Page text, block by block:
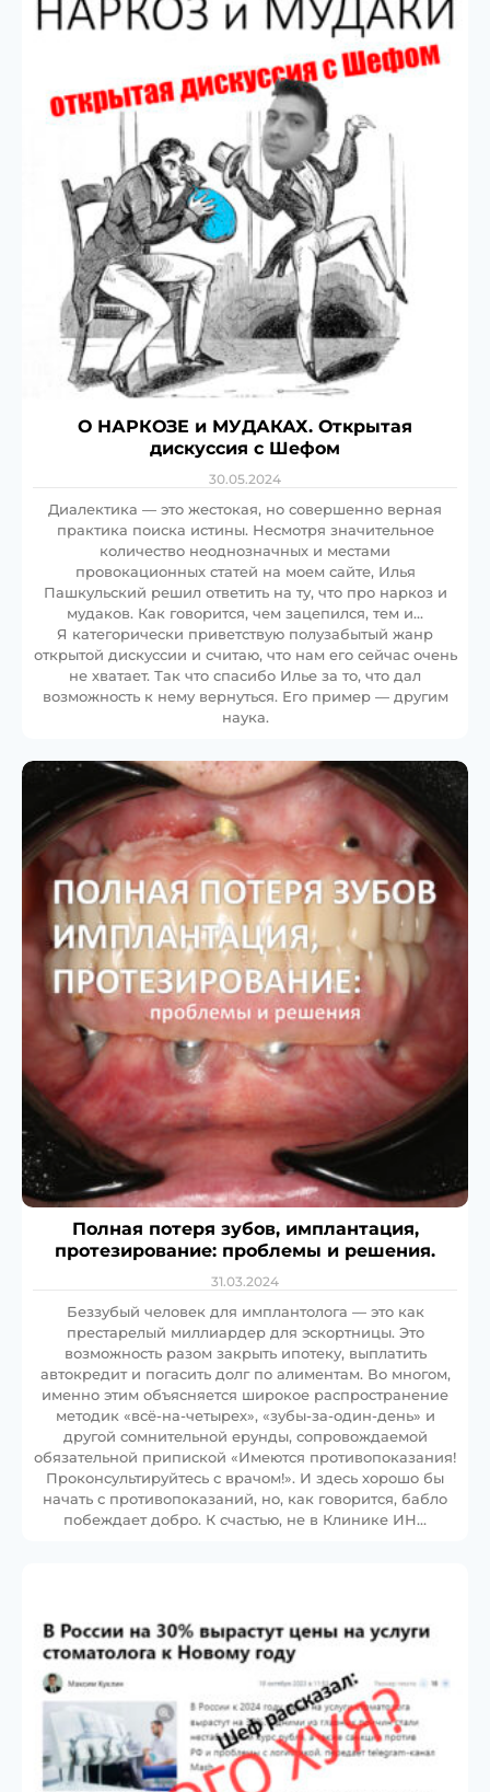
О НАРКОЗЕ и МУДАКАХ. Открытая
дискуссия с Шефом
30.05.2024
Диалектика — это жестокая, но совершенно верная
практика поиска истины. Несмотря значительное
количество неоднозначных и местами
провокационных статей на моем сайте, Илья
Пашкульский решил ответить на ту, что про наркоз и
мудаков. Как говорится, чем зацепился, тем и…
Я категорически приветствую полузабытый жанр
открытой дискуссии и считаю, что нам его сейчас очень
не хватает. Так что спасибо Илье за то, что дал
возможность к нему вернуться. Его пример — другим
наука.
Полная потеря зубов, имплантация,
протезирование: проблемы и решения.
31.03.2024
Беззубый человек для имплантолога — это как
престарелый миллиардер для эскортницы. Это
возможность разом закрыть ипотеку, выплатить
автокредит и погасить долг по алиментам. Во многом,
именно этим объясняется широкое распространение
методик «всё-на-четырех», «зубы-за-один-день» и
другой сомнительной ерунды, сопровождаемой
обязательной припиской «Имеются противопоказания!
Проконсультируйтесь с врачом!». И здесь хорошо бы
начать с противопоказаний, но, как говорится, бабло
побеждает добро. К счастью, не в Клинике ИН…